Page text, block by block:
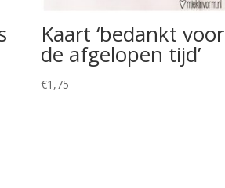
Kaart ‘bedankt voor
de afgelopen tijd’
€1,75